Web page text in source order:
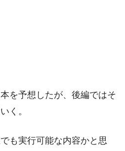
を予想したが、後編ではそ
く。
も実行可能な内容かと思